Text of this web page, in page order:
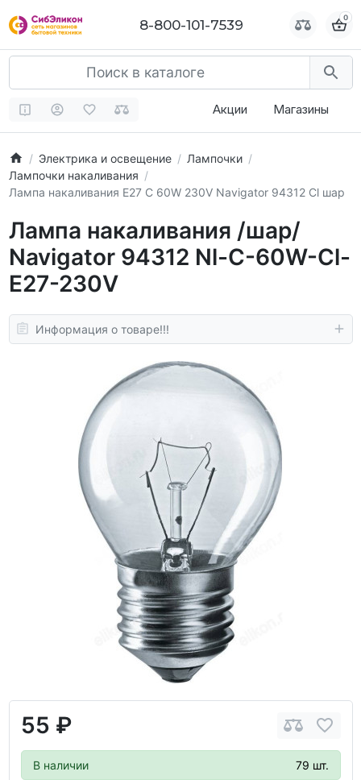
8-800-101-7539 0
Акции Магазины
Электрика и освещение
Лампочки
Лампочки накаливания
Лампа накаливания E27 C 60W 230V Navigator 94312 Cl шар
Лампа накаливания /шар/
Navigator 94312 Nl-С-60W-Cl-
E27-230V
Информация о товаре!!!
55 ₽
В наличии 79 шт.
8-800-101-7539 0